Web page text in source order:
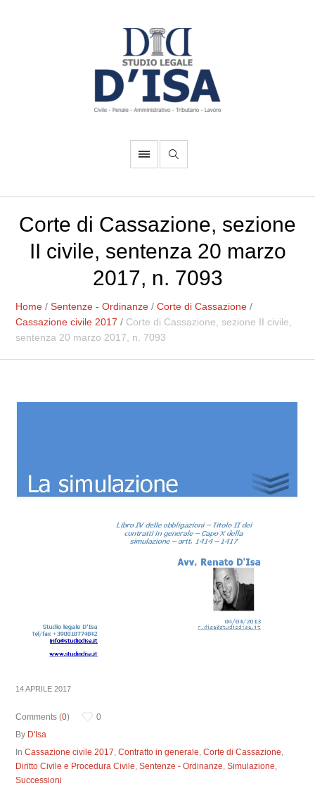
Corte di Cassazione, sezione
II civile, sentenza 20 marzo
2017, n. 7093
Home /Sentenze - Ordinanze /Corte di Cassazione /
Cassazione civile 2017 / Corte di Cassazione, sezione II civile,
sentenza 20 marzo 2017, n. 7093
14 APRILE 2017
Comments (0)
0
By D'Isa
InCassazione civile 2017,Contratto in generale,Corte di Cassazione,
Diritto Civile e Procedura Civile,Sentenze - Ordinanze,Simulazione,
Successioni